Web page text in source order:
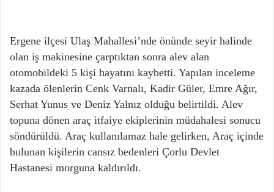
Ergene ilçesi Ulaş Mahallesi’nde önünde seyir halinde
olan iş makinesine çarptıktan sonra alev alan
otomobildeki 5 kişi hayatını kaybetti. Yapılan inceleme
kazada ölenlerin Cenk Varnalı, Kadir Güler, Emre Ağır,
Serhat Yunus ve Deniz Yalnız olduğu belirtildi. Alev
topuna dönen araç itfaiye ekiplerinin müdahalesi sonucu
söndürüldü. Araç kullanılamaz hale gelirken, Araç içinde
bulunan kişilerin cansız bedenleri Çorlu Devlet
Hastanesi morguna kaldırıldı.